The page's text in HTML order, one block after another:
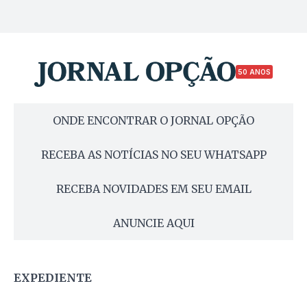
50 ANOS
ONDE ENCONTRAR O JORNAL OPÇÃO
RECEBA AS NOTÍCIAS NO SEU WHATSAPP
RECEBA NOVIDADES EM SEU EMAIL
ANUNCIE AQUI
EXPEDIENTE